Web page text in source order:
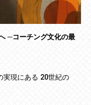
─コーチング文化の最
実現にある 20世紀の